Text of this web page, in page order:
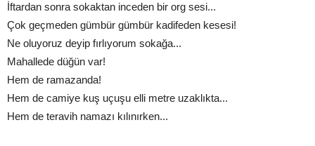
İftardan sonra sokaktan inceden bir org sesi...
Çok geçmeden gümbür gümbür kadifeden kesesi!
Ne oluyoruz deyip fırlıyorum sokağa...
Mahallede düğün var!
Hem de ramazanda!
Hem de camiye kuş uçuşu elli metre uzaklıkta...
Hem de teravih namazı kılınırken...